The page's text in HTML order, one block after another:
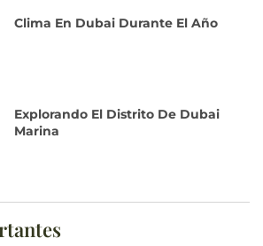
Clima En Dubai Durante El Año
Explorando El Distrito De Dubai
Marina